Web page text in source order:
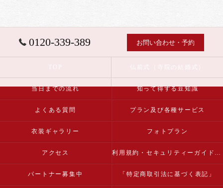
0120-339-389 お問い合わせ・予約
当日までの流れ 知って得する豆知識
よくある質問 プラン及び各種サービス
衣装ギャラリー フォトプラン
アクセス 利用規約・セキュリティーガイドライン
パートナー募集中 「特定商取引法に基づく表記」